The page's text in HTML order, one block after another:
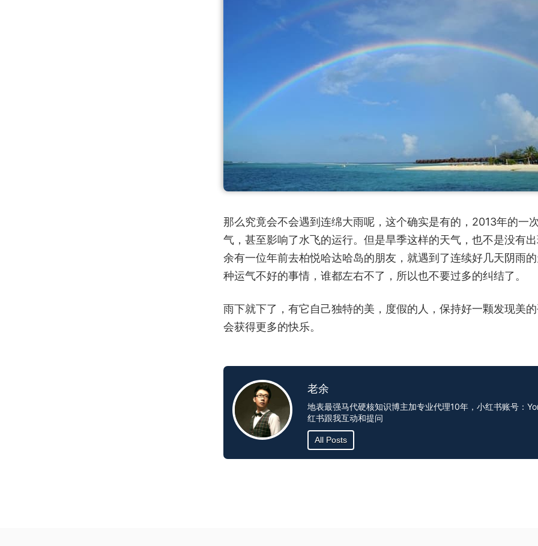
那么究竟会不会遇到连绵大雨呢，这个确实是有的，2013年的一
气，甚至影响了水飞的运行。但是旱季这样的天气，也不是没有
余有一位年前去柏悦哈达哈岛的朋友，就遇到了连续好几天阴雨
种运气不好的事情，谁都左右不了，所以也不要过多的纠结了。
雨下就下了，有它自己独特的美，度假的人，保持好一颗发现美的
会获得更多的快乐。
老余
地表最强马代硬核知识博主加专业代理10年，小红书账号：
红书跟我互动和提问
All Posts